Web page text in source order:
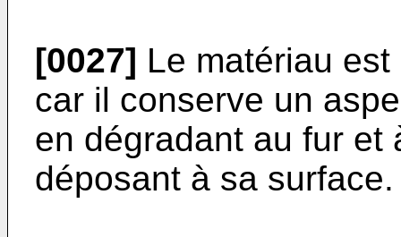
[0027] Le matériau
car il conserve un
en dégradant au fur et
déposant à sa surface.